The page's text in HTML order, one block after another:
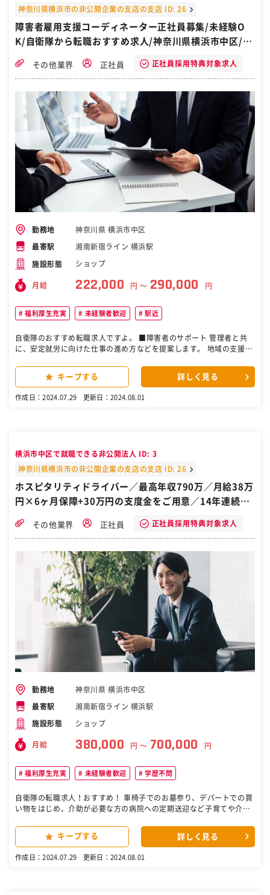
神奈川県横浜市の非公開企業の支店の支店 ID: 26
障害者雇用支援コーディネーター正社員募集/未経験O
K/自衛隊から転職おすすめ求人/神奈川県横浜市中区/日
その他業界 正社員 正社員採用特典対象求人
勤務地 神奈川県 横浜市中区
最寄駅 湘南新宿ライン 横浜駅
施設形態 ショップ
月給 222,000 円 〜 290,000 円
福利厚生充実 未経験者歓迎 駅近
自衛隊のおすすめ転職求人ですよ。 ■障害者のサポート 管理者と共
に、安定就労に向けた仕事の進め方などを提案します。 地域の支援機
り、連携を取りながらサポートを行います。 ■企業担当者（主に人事
担当者）のサポート 日々の就労状況の報告、安定就労に向けた相談や
案を行う機会もあります。 また、障害者雇用に向けた業務コンサルテ
キープする 詳しく見る
作成日：2024.07.29 更新日：2024.08.01
横浜市中区で就職できる非公開法人 ID: 3
神奈川県横浜市の非公開企業の支店の支店 ID: 26
ホスピタリティドライバー／最高年収790万／月給38万
円×6ヶ月保障+30万円の支度金をご用意／14年連続業
自衛隊から転職したい方におすすめ求人
その他業界 正社員 正社員採用特典対象求人
勤務地 神奈川県 横浜市中区
最寄駅 湘南新宿ライン 横浜駅
施設形態 ショップ
月給 380,000 円 〜 700,000 円
福利厚生充実 未経験者歓迎 学歴不問
自衛隊の転職求人！おすすめ！ 車椅子でのお墓参り、デパートでの買
い物をはじめ、介助が必要な方の病院への定期送迎など子育てや介護
る仕事ですので、お客様のご家族同様に見守っていってください。 ◇
薬局でお薬を受け取り、ご自宅へお届け ◇自宅～病院までの送迎（病
応 ◇通常の一般送迎（※アプリによる配車依頼） ◇ハイヤー業務：定
キープする 詳しく見る
作成日：2024.07.29 更新日：2024.08.01